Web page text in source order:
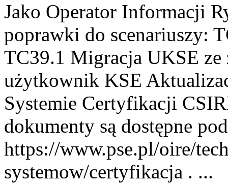
Jako Operator Informacji
poprawki do scenariuszy:
TC39.1 Migracja UKSE
użytkownik KSE
Systemie Certyfikacji
dokumenty są dostępne
https://www.pse.pl/oire/
systemow/certyfikacja . ...